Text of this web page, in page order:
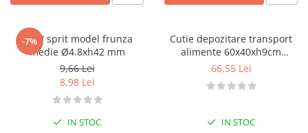
-7%
Dui / sprit model frunza
medie Ø4.8xh42 mm
9,66 Lei
8,98 Lei
IN STOC
Cutie depozitare transport
alimente 60x40xh9cm
capacitate 15 L
66,55 Lei
IN STOC